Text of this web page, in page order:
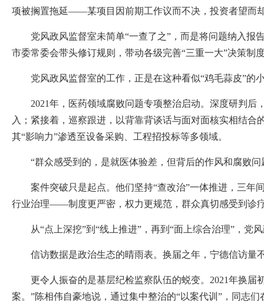
项被搁置拖延——某项目因前期工作议而不决，投资者望而
党风政风监督室未简单“一查了之”，而是将问题纳入报
市委常委会带头修订规则，带动各级完善“三重一大”决策制
党风政风监督室的工作，正是在这种看似“鸡毛蒜皮”的
2021年，医药领域腐败问题专项整治启动。深度研判后
入；紧接着，巡察跟进，以背靠背谈话与面对面核实相结
其“影响力”渗透至设备采购、工程招投标等多领域。
“群众感受到的，是就医体验差，但背后的作风和腐败问
案件突破只是起点。他们坚持“查改治”一体推进，三年间
行业治理——制度更严密，权力更规范，群众真切感受到诊
从“点上深挖”到“线上推进”，再到“面上综合治理”，党
信访数据是政治生态的晴雨表。换届之年，宁德信访量
更令人振奋的是基层纪检监察队伍的蜕变。2021年换届
案。”陈相伟自豪地说，通过集中整治的“以案代训”，同志